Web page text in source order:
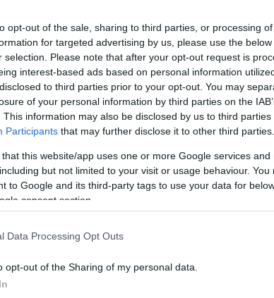
opt-out of the sale, sharing to third parties, or processing
for targeted advertising by us, please use the
selection. Please note that after your opt-out request is
interest-based ads based on personal information
to third parties prior to your opt-out. You may
of your personal information by third parties on the
This information may also be disclosed by us to third parties
Participants that may further disclose it to other third parties.
that this website/app uses one or more Google services
but not limited to your visit or usage behaviour.
to Google and its third-party tags to use your data for
consent section.
Data Processing Opt Outs
opt-out of the Sharing of my personal data.
izék azAvatar hatását mutatják, míg a
vendégszerepelni jöttek volna egy Gorillaz-